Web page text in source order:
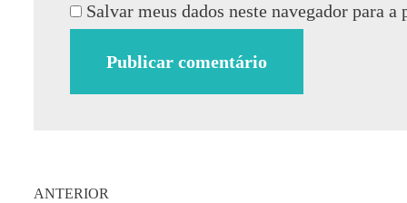
Salvar meus dados neste navegador para
ANTERIOR